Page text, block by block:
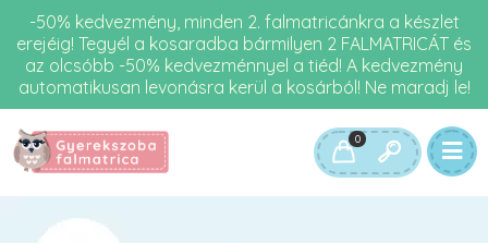
-50% kedvezmény, minden 2. falmatricánkra a készlet
erejéig! Tegyél a kosaradba bármilyen 2 FALMATRICÁT és
az olcsóbb -50% kedvezménnyel a tiéd! A kedvezmény
automatikusan levonásra kerül a kosárból! Ne maradj le!
0